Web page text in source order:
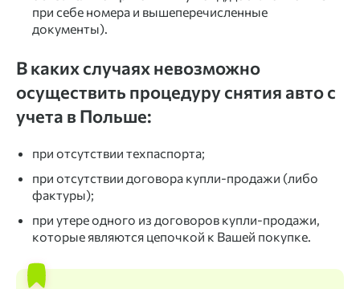
при себе номера и вышеперечисленные
документы).
В каких случаях невозможно
осуществить процедуру снятия авто с
учета в Польше:
при отсутствии техпаспорта;
при отсутствии договора купли-продажи (либо
фактуры);
при утере одного из договоров купли-продажи,
которые являются цепочкой к Вашей покупке.